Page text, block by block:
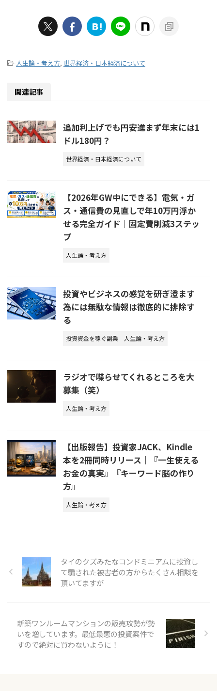
-人生論・考え方, 世界経済・日本経済について
関連記事
追加利上げでも円安進まず年末には1
ドル180円？
世界経済・日本経済について
【2026年GW中にできる】電気・ガ
ス・通信費の見直しで年10万円浮か
せる完全ガイド｜固定費削減3ステッ
プ
人生論・考え方
投資やビジネスの感覚を研ぎ澄ます
為には無駄な情報は徹底的に排除す
る
投資資金を稼ぐ副業 人生論・考え方
ラジオで喋らせてくれるところを大
募集（笑）
人生論・考え方
【出版報告】投資家JACK、Kindle
本を2冊同時リリース｜『一生使える
お金の真実』『キーワード脳の作り
方』
人生論・考え方
タイのクズみたなコンドミニアムに投資し
て騙された被害者の方からたくさん相談を
頂いてますが
新築ワンルームマンションの販売攻勢が勢
いを増しています。最低最悪の投資案件で
すので絶対に買わないように！